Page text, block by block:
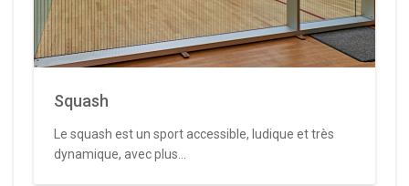
Squash
Le squash est un sport accessible, ludique et très
dynamique, avec plus...